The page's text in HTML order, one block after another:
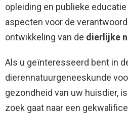
opleiding en publieke
aspecten voor de
ontwikkeling van de dierlijke
Als u geïnteresseerd bent in
dierennatuurgeneeskunde
gezondheid van uw huisdier,
zoek gaat naar een